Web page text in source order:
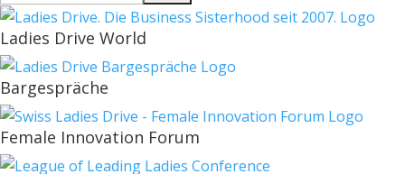
nach:
Ladies Drive World
Bargespräche
Female Innovation Forum